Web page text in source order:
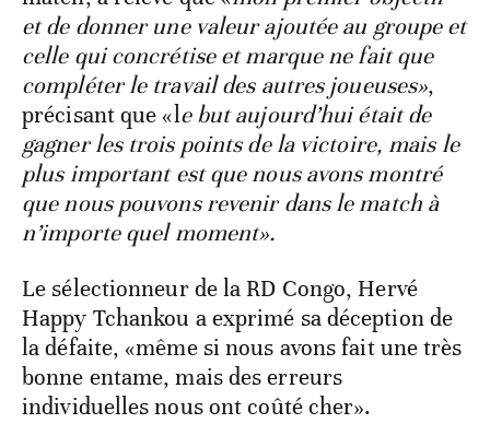
et de donner une valeur ajoutée au groupe et
celle qui concrétise et marque ne fait que
compléter le travail des autres joueuses»,
précisant que «le but aujourd’hui était de
gagner les trois points de la victoire, mais le
plus important est que nous avons montré
que nous pouvons revenir dans le match à
n’importe quel moment».
Le sélectionneur de la RD Congo, Hervé
Happy Tchankou a exprimé sa déception de
la défaite, «même si nous avons fait une très
bonne entame, mais des erreurs
individuelles nous ont coûté cher».